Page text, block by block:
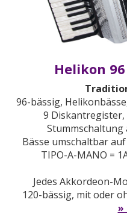
Helikon
96-bässig,
9 Diskantregister,
Stummschaltung
Bässe umschaltbar
TIPO-A-MANO =
Jedes Akkordeon-
120-bässig, mit oder
»